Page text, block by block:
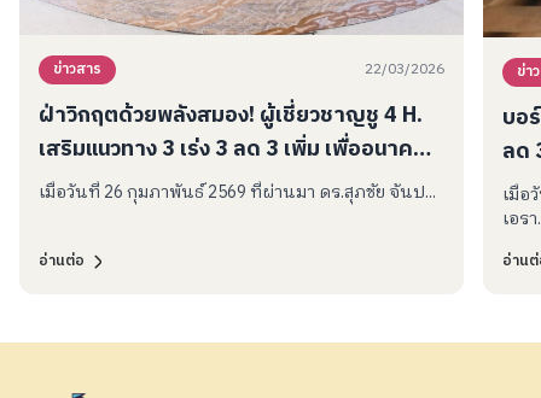
ข่าวสาร 22/03/2026
ฝ่าวิกฤตด้วยพลังสมอง! ผู้เชี่ยวชาญชู 4 H.
เสริมแนวทาง 3 เร่ง 3 ลด 3 เพิ่ม เพื่ออนาคต
เด็กปฐมวัย
เมื่อวันที่ 26 กุมภาพันธ์ 2569 ที่ผ่านมา ดร.สุภชัย จันป...
อ่านต่อ
ข่า
บอ
ลด
สร้
เมื่อ
เอรา
อ่าน